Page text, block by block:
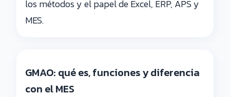
los métodos y el papel de Excel, ERP, APS y
MES.
GMAO: qué es, funciones y diferencia
con el MES